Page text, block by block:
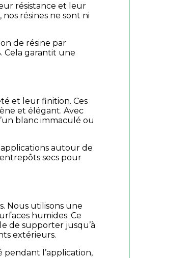
résistance et leur
résines ne sont ni
de résine par
Cela garantit une
et leur finition. Ces
et élégant. Avec
blanc immaculé ou
autour de
secs pour
Nous utilisons une
humides. Ce
de supporter jusqu’à
extérieurs.
l’application,